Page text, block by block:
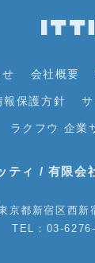
ティ / 有限会
京都新宿区西新
TEL：03-
会社概要
報保護方針
ラクフウ 企業